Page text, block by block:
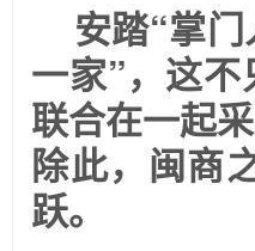
安踏“掌
一家”，这
联合在一起
除此，闽商
跃。